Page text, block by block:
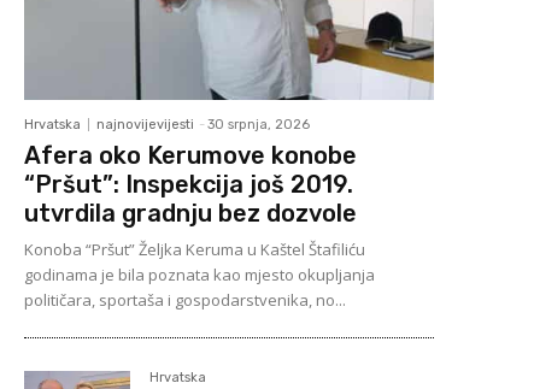
Hrvatska najnovijevijesti - 30 srpnja, 2026
Afera oko Kerumove konobe
“Pršut”: Inspekcija još 2019.
utvrdila gradnju bez dozvole
Konoba “Pršut” Željka Keruma u Kaštel Štafiliću
godinama je bila poznata kao mjesto okupljanja
političara, sportaša i gospodarstvenika, no...
Hrvatska